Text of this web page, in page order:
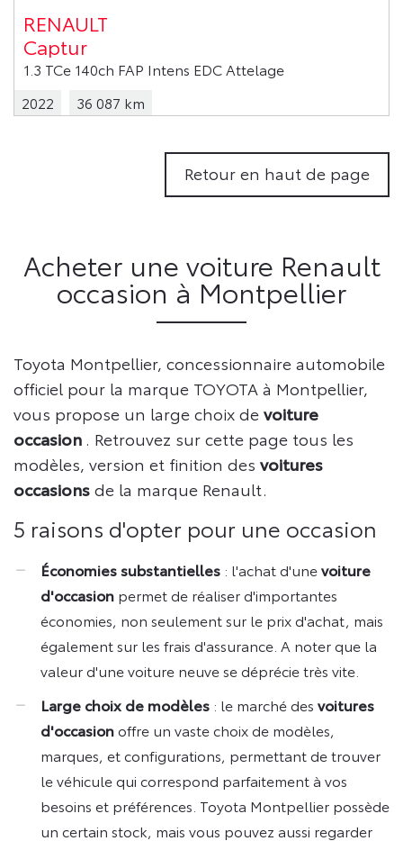
RENAULT
Captur
1.3 TCe 140ch FAP Intens EDC Attelage
2022
36 087 km
Retour en haut de page
Acheter une voiture Renault
occasion à Montpellier
Toyota Montpellier, concessionnaire automobile
officiel pour la marque TOYOTA à Montpellier,
vous propose un large choix devoiture
occasion . Retrouvez sur cette page tous les
modèles, version et finition des voitures
occasionsde la marque Renault.
5 raisons d'opter pour une occasion
Économies substantielles : l'achat d'unevoiture
d'occasion permet de réaliser d'importantes
économies, non seulement sur le prix d'achat, mais
également sur les frais d'assurance. A noter que la
valeur d'une voiture neuve se déprécie très vite.
Large choix de modèles : le marché des voitures
d'occasionoffre un vaste choix de modèles,
marques, et configurations, permettant de trouver
le véhicule qui correspond parfaitement à vos
besoins et préférences. Toyota Montpellier possède
un certain stock, mais vous pouvez aussi regarder